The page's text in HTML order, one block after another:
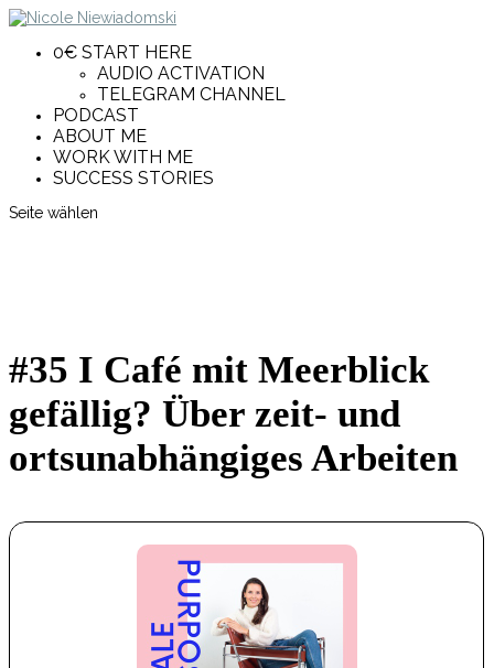
0€ START HERE
AUDIO ACTIVATION
TELEGRAM CHANNEL
PODCAST
ABOUT ME
WORK WITH ME
SUCCESS STORIES
Seite wählen
#35 I Café mit Meerblick
gefällig? Über zeit- und
ortsunabhängiges Arbeiten